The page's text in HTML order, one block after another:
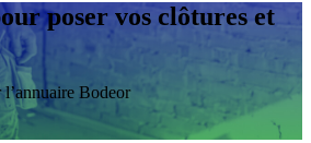
poser vos clôtures et
Bodeor